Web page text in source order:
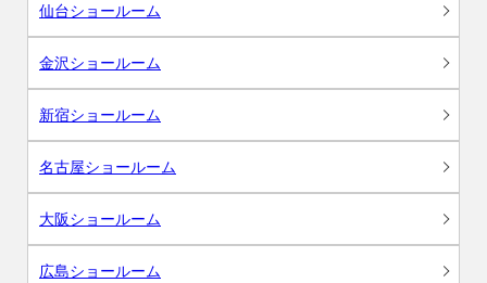
仙台ショールーム
金沢ショールーム
新宿ショールーム
名古屋ショールーム
大阪ショールーム
広島ショールーム